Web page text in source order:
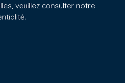
veuillez consulter notre
.